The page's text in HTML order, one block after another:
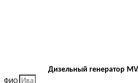
Дизельный генератор
ФИО